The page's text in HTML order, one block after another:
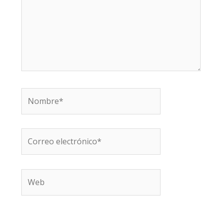
electrónico*